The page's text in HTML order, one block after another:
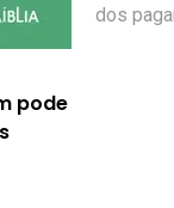
pode
dos